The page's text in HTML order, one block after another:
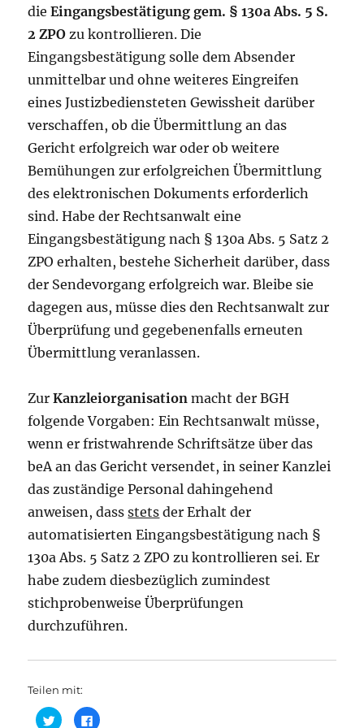
dieEingangsbestätigung gem. § 130a Abs. 5 S.
2 ZPOzu kontrollieren. Die
Eingangsbestätigung solle dem Absender
unmittelbar und ohne weiteres Eingreifen
eines Justizbediensteten Gewissheit darüber
verschaffen, ob die Übermittlung an das
Gericht erfolgreich war oder ob weitere
Bemühungen zur erfolgreichen Übermittlung
des elektronischen Dokuments erforderlich
sind. Habe der Rechtsanwalt eine
Eingangsbestätigung nach § 130a Abs. 5 Satz 2
ZPO erhalten, bestehe Sicherheit darüber, dass
der Sendevorgang erfolgreich war. Bleibe sie
dagegen aus, müsse dies den Rechtsanwalt zur
Überprüfung und gegebenenfalls erneuten
Übermittlung veranlassen.
ZurKanzleiorganisationmacht der BGH
folgende Vorgaben: Ein Rechtsanwalt müsse,
wenn er fristwahrende Schriftsätze über das
beA an das Gericht versendet, in seiner Kanzlei
das zuständige Personal dahingehend
anweisen, dassstets der Erhalt der
automatisierten Eingangsbestätigung nach §
130a Abs. 5 Satz 2 ZPO zu kontrollieren sei. Er
habe zudem diesbezüglich zumindest
stichprobenweise Überprüfungen
durchzuführen.
Teilen mit:
K K